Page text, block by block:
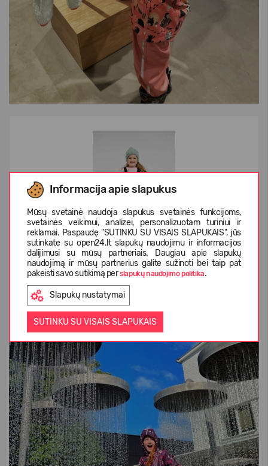
Informacija apie slapukus
Mūsų svetainė naudoja slapukus svetainės funkcijoms,
svetainės veikimui, analizei, personalizuotam turiniui ir
reklamai. Paspaudę "SUTINKU SU VISAIS SLAPUKAIS", jūs
sutinkate su open24.lt slapukų naudojimu ir informacijos
dalijimusi su mūsų partneriais. Daugiau apie slapukų
naudojimą ir mūsų partnerius galite sužinoti bei taip pat
pakeisti savo sutikimą perslapukų naudojimo politika.
Slapukų nustatymai
SUTINKU SU VISAIS SLAPUKAIS
REIMA Rain Pants Lammikko 5100026A
29,95 €